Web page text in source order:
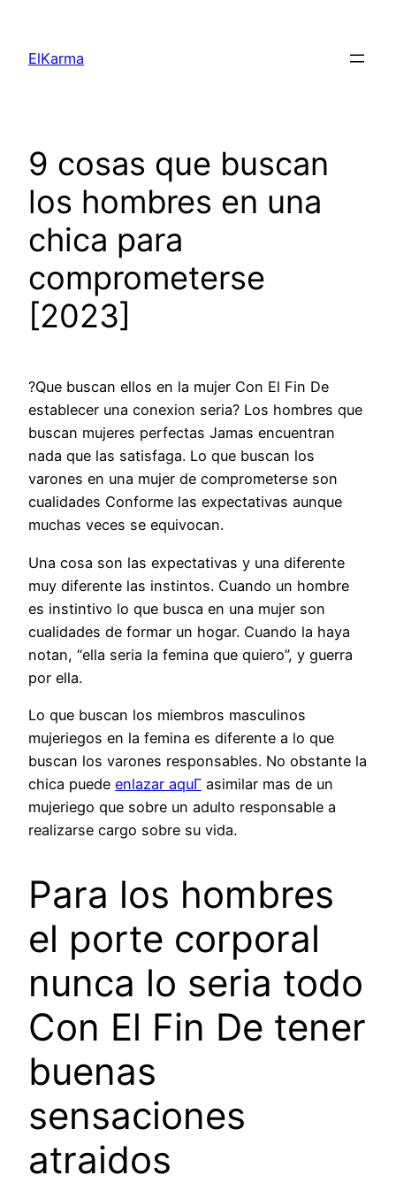
content
ElKarma
9 cosas que buscan
los hombres en una
chica para
comprometerse
[2023]
?Que buscan ellos en la mujer Con El Fin De
establecer una conexion seria? Los hombres que
buscan mujeres perfectas Jamas encuentran
nada que las satisfaga. Lo que buscan los
varones en una mujer de comprometerse son
cualidades Conforme las expectativas aunque
muchas veces se equivocan.
Una cosa son las expectativas y una diferente
muy diferente las instintos. Cuando un hombre
es instintivo lo que busca en una mujer son
cualidades de formar un hogar. Cuando la haya
notan, “ella seri­a la femina que quiero”, y guerra
por ella.
Lo que buscan los miembros masculinos
mujeriegos en la femina es diferente a lo que
buscan los varones responsables. No obstante la
chica puede enlazar aquГ­ asimilar mas de un
mujeriego que sobre un adulto responsable a
realizarse cargo sobre su vida.
Para los hombres
el porte corporal
nunca lo seri­a todo
Con El Fin De tener
buenas
sensaciones
atraidos